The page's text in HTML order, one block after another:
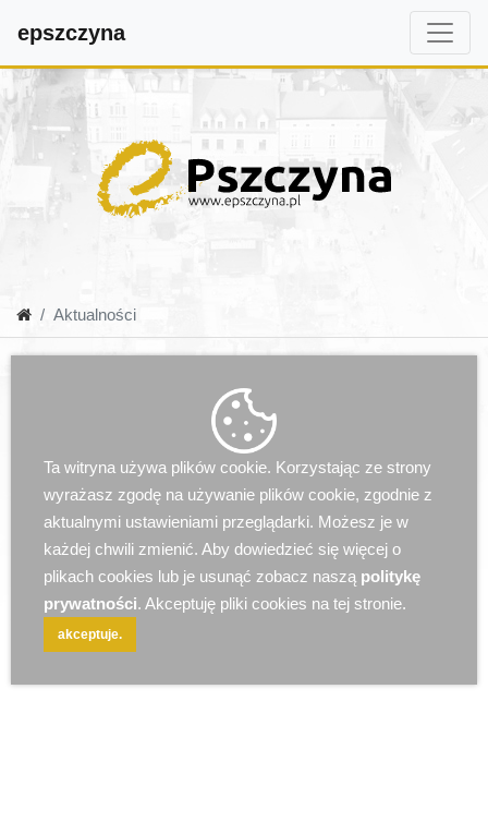
epszczyna
Aktualności
r e k l a m a
Ta witryna używa plików cookie. Korzystając ze strony
wyrażasz zgodę na używanie plików cookie, zgodnie z
aktualnymi ustawieniami przeglądarki. Możesz je w
każdej chwili zmienić. Aby dowiedzieć się więcej o
plikach cookies lub je usunąć zobacz naszą politykę
prywatności. Akceptuję pliki cookies na tej stronie.
akceptuje.